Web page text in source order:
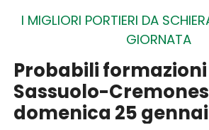
I MIGLIORI PORTIERI DA
GIORNATA
Probabili formazioni
Sassuolo-
domenica 25